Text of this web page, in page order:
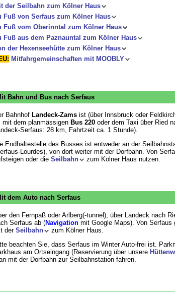
der Seilbahn zum Kölner Haus
Fuß von Serfaus zum Kölner Haus
Fuß vom Oberinntal zum Kölner Haus
Fuß aus dem Paznauntal zum Kölner Haus
der Hexenseehütte zum Kölner Haus
Mitfahrgemeinschaften mit MOOBLY
Bahn und Bus nach Serfaus
Bahnhof Landeck-Zamsist (über Innsbruck oder
mit dem planmässigen Bus 220oder dem Taxi über Ried
Serfaus: 28 km, Fahrtzeit ca. 1 Stunde).
Endhaltestelle des Busses ist entweder an der
Lourdes), von dort weiter mit der Dorfbahn. Von
oder die Seilbahn zum Kölner Haus nutzen.
dem Auto nach Serfaus
den Fernpaß oder Arlberg(-tunnel), über Landeck nach
Serfaus ab (Navigationmit Google Maps). Von Serfaus
der Seilbahn
zum Kölner Haus.
beachten Sie, dass Serfaus im Winter Auto-frei ist.
am Ortseingang (Reservierung über unsere
mit der Dorfbahn zur Seilbahnstation fahren.